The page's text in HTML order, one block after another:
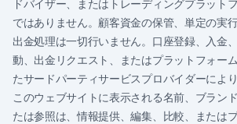
ドバイザー、またはトレーディングプラット
ではありません。顧客資金の保管、単定の実
出金処理は一切行いません。口座登録、入金
動、出金リクエスト、またはプラットフォー
たサードパーティサービスプロバイダーにより
このウェブサイトに表示される名前、ブラン
たは参照は、情報提供、編集、比較、または